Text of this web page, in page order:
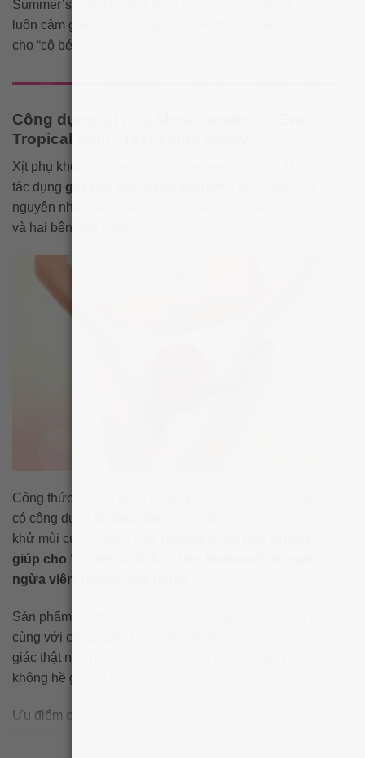
Summer’s Eve Tropical Rain giúp các bạn gái tự tin và
luôn cảm giác khô thoáng, sạch sẽ, thơm mát dịu nhẹ
cho “cô bé”.
Công dụng xịt phụ khoa Summer’s Eve
Tropical Rain Freshening Spray
Xịt phụ khoa Summer’s Eve Freshening Spray Mỹ có
tác dụng giữ khô ráo, tránh ẩm ướt
nguyên nhân gây ngứa, mùi hôi và khó chịu vùng âm hộ
và hai bên bẹn ở phụ nữ.
Công thức xịt phụ khoa Summer’s Eve chứa Vitamin E
có công dụng
khử mùi cực kỳ hiệu quả,
giúp cho “cô bé” luôn khô ráo, thơm mát và ngăn
ngừa viêm nhiễm nấm ngứa
Sản phẩm có chứa Vitamin E có công dụng dưỡng ẩm,
cùng với công nghệ khử mùi hôi khó chịu, cho bạn cảm
giác thật nhẹ nhàng và sảng khoái suốt cả ngày mà
không hề gây kích ứng da.
Ưu điểm của xịt phụ khoa Tropical Rain Summer’s